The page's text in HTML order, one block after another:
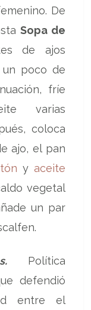
De
Sopa de
de ajos
un poco de
fríe
varias
coloca
ajo, el pan
y aceite
vegetal
un par
Política
defendió
entre el